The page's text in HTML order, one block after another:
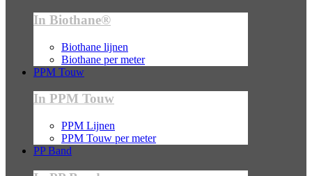
In Biothane®
Biothane lijnen
Biothane per meter
PPM Touw
In PPM Touw
PPM Lijnen
PPM Touw per meter
PP Band